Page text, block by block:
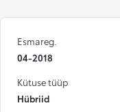
Esmareg.
04-2018
Kütuse tüüp
Hübriid